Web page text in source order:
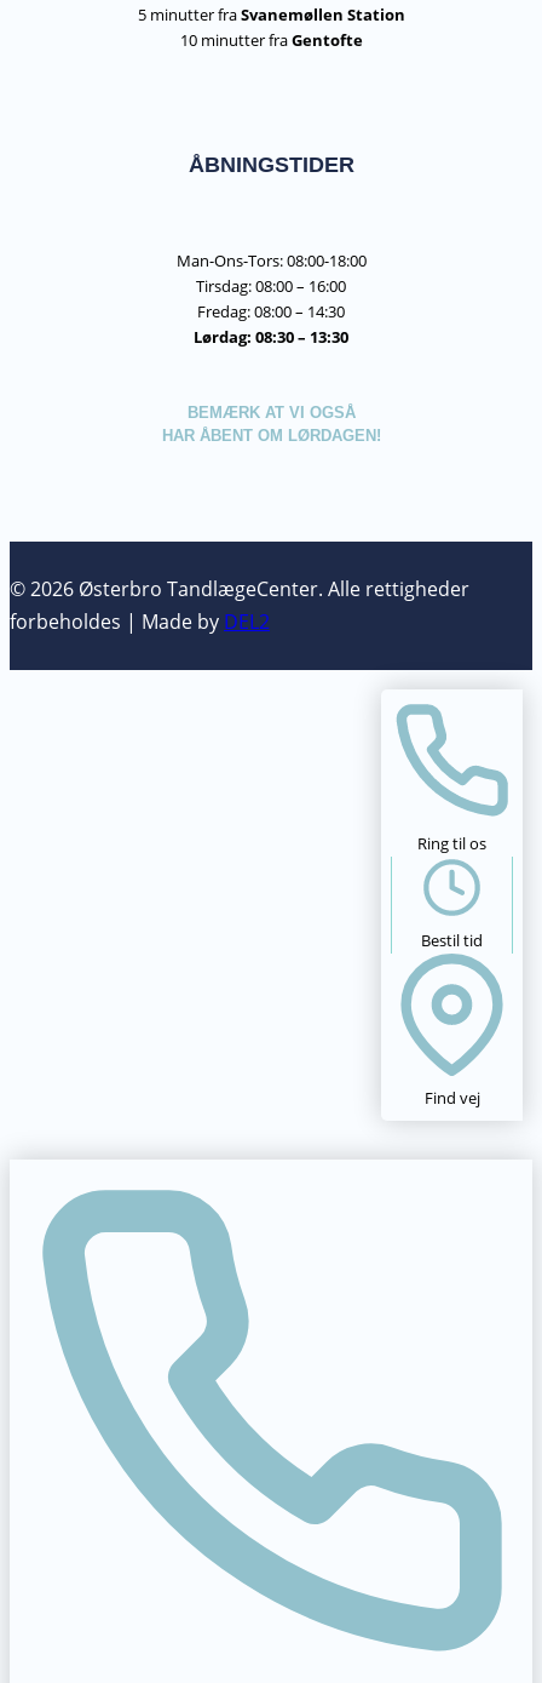
5 minutter fraSvanemøllen Station
10 minutter fraGentofte
ÅBNINGSTIDER
Man-Ons-Tors: 08:00-18:00
Tirsdag: 08:00 – 16:00
Fredag: 08:00 – 14:30
Lørdag: 08:30 – 13:30
BEMÆRK AT VI OGSÅ
HAR ÅBENT OM LØRDAGEN!
© 2026 Østerbro TandlægeCenter. Alle rettigheder
forbeholdes | Made by DEL2
Ring til os
Bestil tid
Find vej